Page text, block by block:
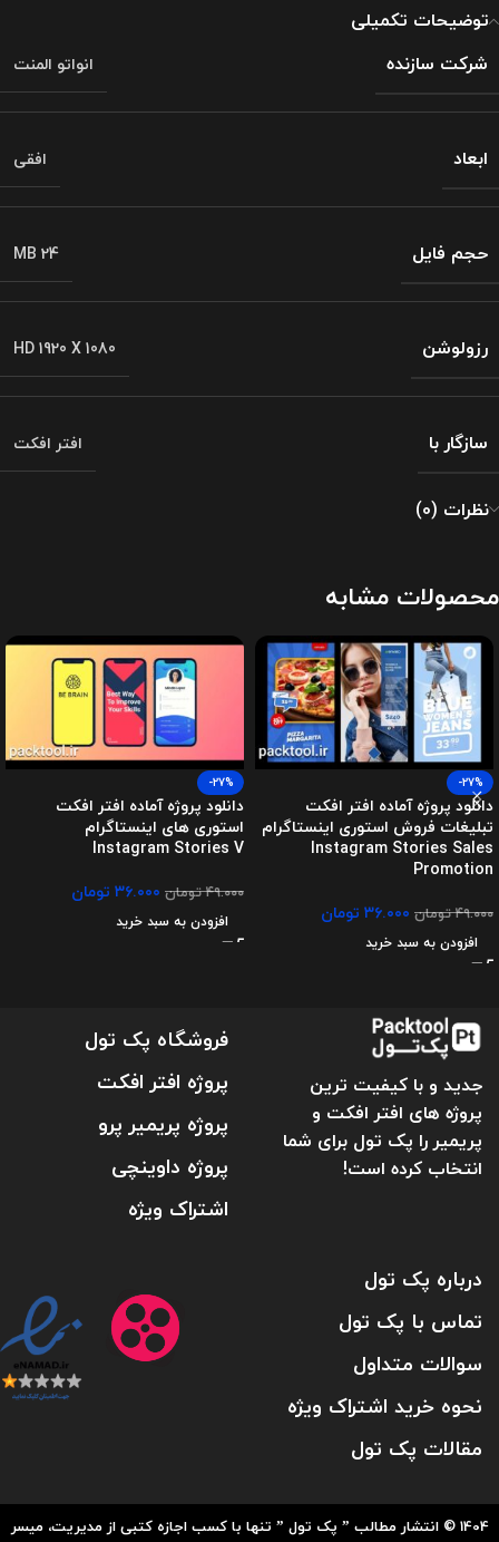
توضیحات تکمیلی
شرکت سازنده
انواتو المنت
ابعاد افقی
حجم فایل MB 24
رزولوشن HD 1920 X 1080
سازگار با افتر افکت
نظرات (0)
محصولات مشابه
-27%
دانلود پروژه آماده افتر افکت
تبلیغات فروش استوری اینستاگرام
Instagram Stories Sales
Promotion
۴۹.۰۰۰تومان ۳۶.۰۰۰ تومان
افزودن به سبد خرید
-27%
دانلود پروژه آماده افتر افکت
استوری های اینستاگرام
Instagram Stories V
۴۹.۰۰۰تومان ۳۶.۰۰۰ تومان
افزودن به سبد خرید
جدید و با کیفیت ترین
پروژه های افتر افکت و
پریمیر را پک تول برای شما
انتخاب کرده است!
فروشگاه پک تول
پروژه افتر افکت
پروژه پریمیر پرو
پروژه داوینچی
اشتراک ویژه
درباره پک تول
تماس با پک تول
سوالات متداول
نحوه خرید اشتراک ویژه
مقالات پک تول
1404 © انتشار مطالب ” پک تول ” تنها با کسب اجازه کتبی از مدیریت، میسر